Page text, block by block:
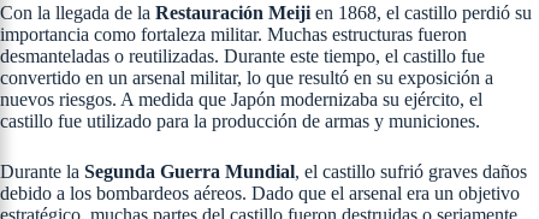
Con la llegada de la Restauración Meiji en 1868, el castillo perdió su
importancia como fortaleza militar. Muchas estructuras fueron
desmanteladas o reutilizadas. Durante este tiempo, el castillo fue
convertido en un arsenal militar, lo que resultó en su exposición a
nuevos riesgos. A medida que Japón modernizaba su ejército, el
castillo fue utilizado para la producción de armas y municiones.
Durante la Segunda Guerra Mundial, el castillo sufrió graves daños
debido a los bombardeos aéreos. Dado que el arsenal era un objetivo
estratégico, muchas partes del castillo fueron destruidas o seriamente